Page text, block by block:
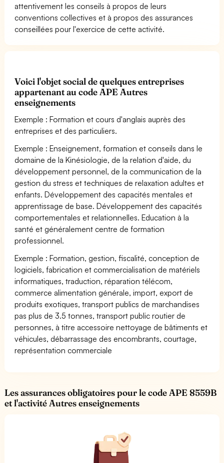
attentivement les conseils à propos de leurs
conventions collectives et à propos des assurances
conseillées pour l'exercice de cette activité.
Voici l'objet social de quelques entreprises
appartenant au code APE Autres
enseignements
Exemple : Formation et cours d'anglais auprès des
entreprises et des particuliers.
Exemple : Enseignement, formation et conseils dans le
domaine de la Kinésiologie, de la relation d'aide, du
développement personnel, de la communication de la
gestion du stress et techniques de relaxation adultes et
enfants. Développement des capacités mentales et
apprentissage de base. Développement des capacités
comportementales et relationnelles. Education à la
santé et généralement centre de formation
professionnel.
Exemple : Formation, gestion, fiscalité, conception de
logiciels, fabrication et commercialisation de matériels
informatiques, traduction, réparation télécom,
commerce alimentation générale, import, export de
produits exotiques, transport publics de marchandises
pas plus de 3.5 tonnes, transport public routier de
personnes, à titre accessoire nettoyage de bâtiments et
véhicules, débarrassage des encombrants, courtage,
représentation commerciale
Les assurances obligatoires pour le code APE 8559B
et l'activité Autres enseignements